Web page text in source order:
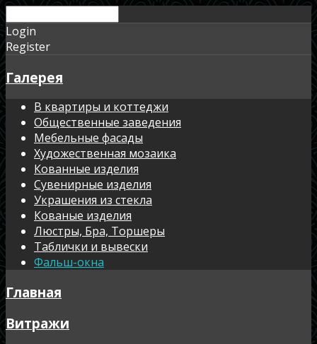
Login
Register
Галерея
В квартиры и коттеджи
Общественные заведения
Мебельные фасады
Художественная мозаика
Кованные изделия
Сувенирные изделия
Украшения из стекла
Кованые изделия
Люстры, Бра, Торшеры
Таблички и вывески
Фальш-окна
Главная
Витражи